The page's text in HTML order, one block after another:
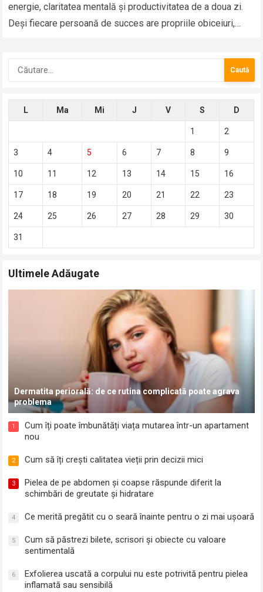
energie, claritatea mentală și productivitatea de a doua zi.
Deși fiecare persoană de succes are propriile obiceiuri,
Caută
L Ma Mi J V S D
1 2
3 4 5 6 7 8 9
10 11 12 13 14 15 16
17 18 19 20 21 22 23
24 25 26 27 28 29 30
31
Ultimele Adăugate
Dermatita periorală: de ce rutina complicată poate agrava
problema
1
Cum îți poate îmbunătăți viața mutarea într-un apartament
nou
2 Cum să îți crești calitatea vieții prin decizii mici
3
Pielea de pe abdomen și coapse răspunde diferit la
schimbări de greutate și hidratare
4 Ce merită pregătit cu o seară înainte pentru o zi mai ușoară
5
Cum să păstrezi bilete, scrisori și obiecte cu valoare
sentimentală
6
Exfolierea uscată a corpului nu este potrivită pentru pielea
inflamată sau sensibilă